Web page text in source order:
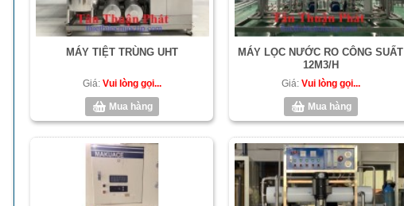
MÁY TIỆT TRÙNG UHT
Giá: Vui lòng gọi...
Mua hàng
MÁY LỌC NƯỚC RO CÔNG SUẤT
12M3/H
Giá: Vui lòng gọi...
Mua hàng